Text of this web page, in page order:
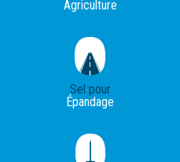
Agriculture
Sel pour
Épandage